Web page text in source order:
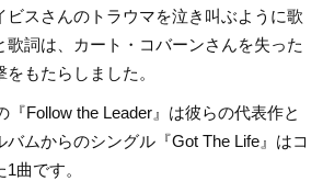
ビスさんのトラウマを泣き叫ぶように歌
歌詞は、カート・コバーンさんを失った
もたらしました。
『Follow the Leader』は彼らの代表作と
バムからのシングル『Got The Life』はコ
曲です。